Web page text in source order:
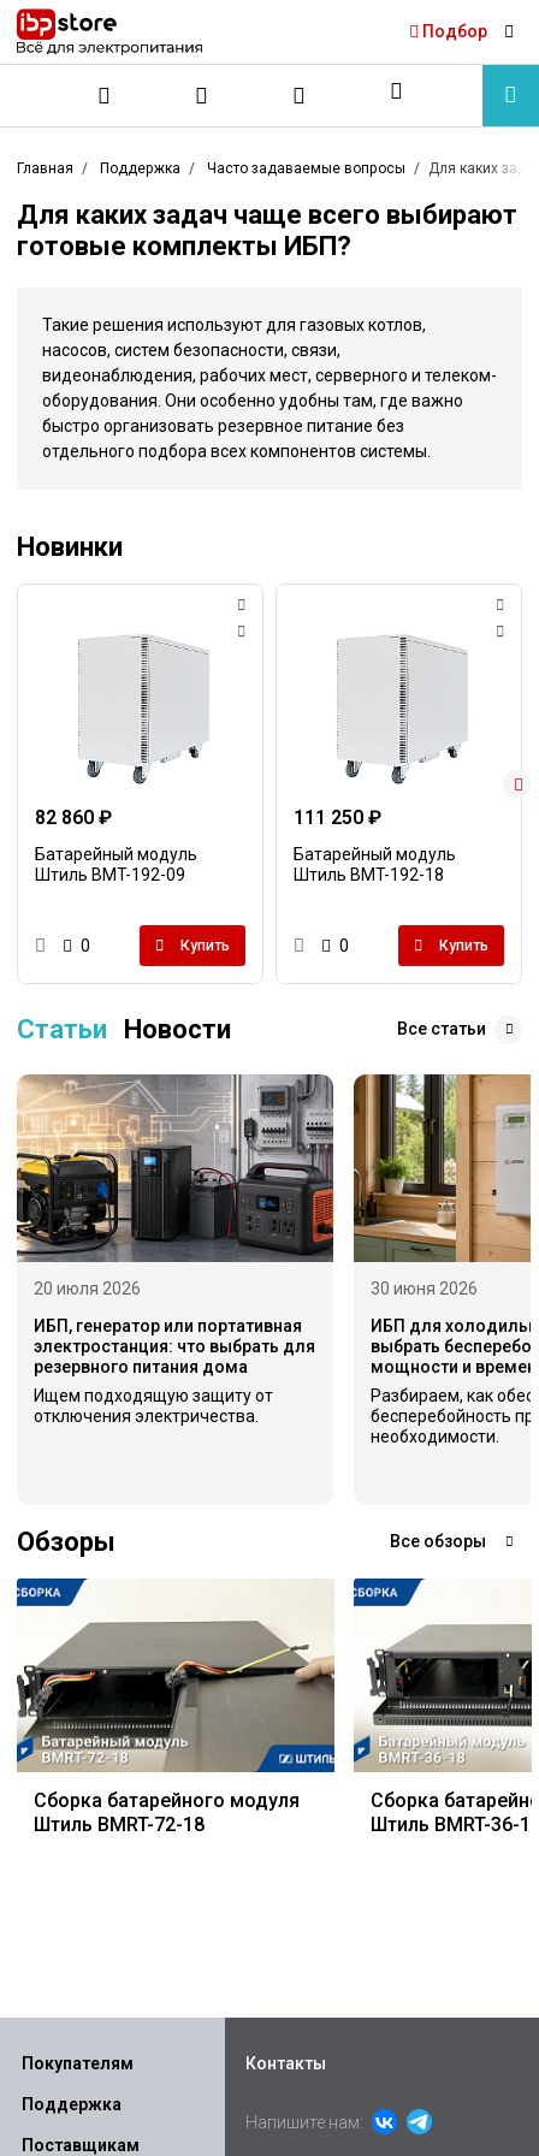
Подбор
Главная Поддержка Часто задаваемые вопросы Для каких
Для каких задач чаще всего выбирают
готовые комплекты ИБП?
Такие решения используют для газовых котлов,
насосов, систем безопасности, связи,
видеонаблюдения, рабочих мест, серверного и телеком-
оборудования. Они особенно удобны там, где важно
быстро организовать резервное питание без
отдельного подбора всех компонентов системы.
Новинки
82 860 ₽
Батарейный модуль
Штиль BMT-192-09
0 Купить
111 250 ₽
Батарейный модуль
Штиль BMT-192-18
0 Купить
Статьи Новости Все статьи
20 июля 2026
ИБП, генератор или портативная
электростанция: что выбрать для
резервного питания дома
Ищем подходящую защиту от
отключения электричества.
30 июня 2026
ИБП для
выбрать
мощности и
Разбираем, как
бесперебойность
необходимости.
Обзоры Все обзоры
Сборка батарейного модуля
Штиль BMRT-72-18
Сборка
Штиль BMRT-36-
Покупателям
Поддержка
Поставщикам
Контакты
Напишите нам: